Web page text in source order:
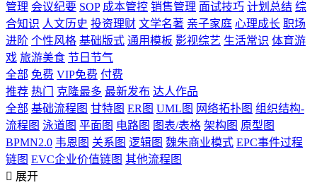
管理 会议纪要 SOP 成本管控 销售管理 面试技巧 计划总结 综
合知识 人文历史 投资理财 文学名著 亲子家庭 心理成长 职场
进阶 个性风格 基础版式 通用模板 影视综艺 生活常识 体育游
戏 旅游美食 节日节气
全部 免费 VIP免费 付费
推荐 热门 克隆最多 最新发布 达人作品
全部 基础流程图 甘特图 ER图 UML图 网络拓扑图 组织结构-
流程图 泳道图 平面图 电路图 图表/表格 架构图 原型图
BPMN2.0 韦恩图 关系图 逻辑图 魏朱商业模式 EPC事件过程
链图 EVC企业价值链图 其他流程图
 展开